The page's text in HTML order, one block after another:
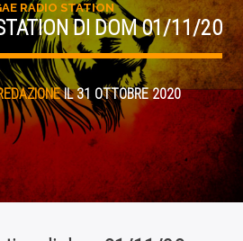
RADIO STATION
DI DOM 01/11/20
IL 31 OTTOBRE 2020